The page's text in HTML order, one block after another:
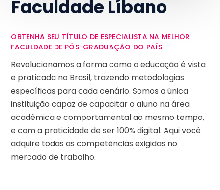
Faculdade Líbano
OBTENHA SEU TÍTULO DE ESPECIALISTA NA MELHOR
FACULDADE DE PÓS-GRADUAÇÃO DO PAÍS
Revolucionamos a forma como a educação é vista
e praticada no Brasil, trazendo metodologias
específicas para cada cenário. Somos a única
instituição capaz de capacitar o aluno na área
acadêmica e comportamental ao mesmo tempo,
e com a praticidade de ser 100% digital. Aqui você
adquire todas as competências exigidas no
mercado de trabalho.